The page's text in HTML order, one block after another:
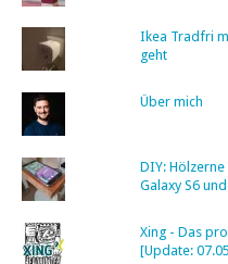
Ikea Tradfri
geht
Über mich
DIY:
Galaxy S6
Xing - Das
[Update: